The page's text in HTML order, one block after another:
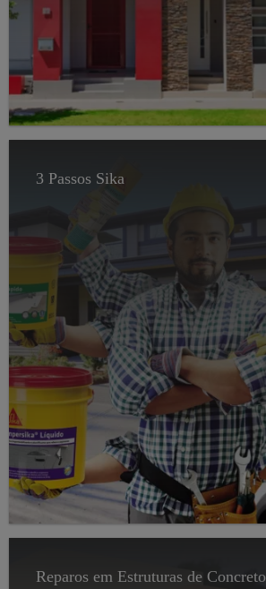
3 Passos Sika
Reparos em Estruturas de Concreto